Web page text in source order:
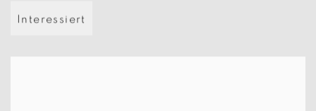
Interessiert